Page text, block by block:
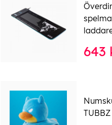
643
TUBBZ